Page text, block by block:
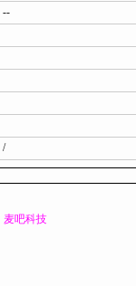
--
/
麦吧科技